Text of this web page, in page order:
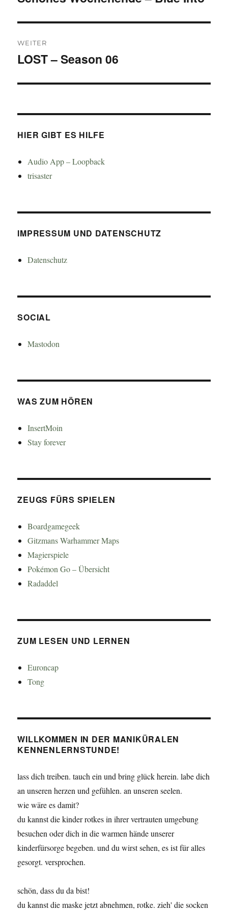
WEITER
Nächster
LOST – Season 06
HIER GIBT ES HILFE
Audio App – Loopback
trisaster
IMPRESSUM UND DATENSCHUTZ
Datenschutz
SOCIAL
Mastodon
WAS ZUM HÖREN
InsertMoin
Stay forever
ZEUGS FÜRS SPIELEN
Boardgamegeek
Gitzmans Warhammer Maps
Magierspiele
Pokémon Go – Übersicht
Radaddel
ZUM LESEN UND LERNEN
Euroncap
Tong
WILLKOMMEN IN DER MANIKÜRALEN
KENNENLERNSTUNDE!
lass dich treiben. tauch ein und bring glück herein. labe dich
an unseren herzen und gefühlen. an unseren seelen.
wie wäre es damit?
du kannst die kinder rotkes in ihrer vertrauten umgebung
besuchen oder dich in die warmen hände unserer
kinderfürsorge begeben. und du wirst sehen, es ist für alles
gesorgt. versprochen.
schön, dass du da bist!
du kannst die maske jetzt abnehmen, rotke. zieh' die socken